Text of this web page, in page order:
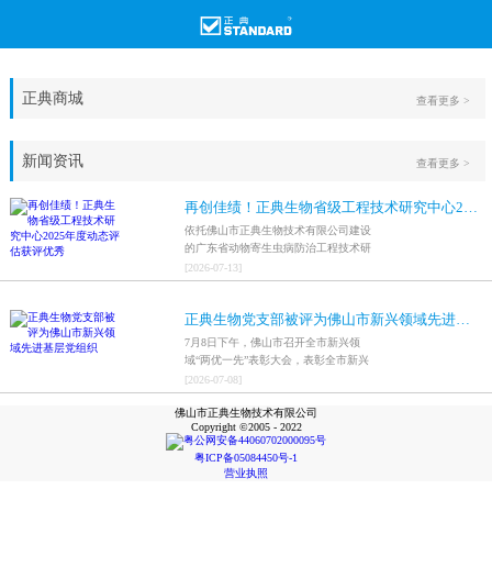
正典商城 查看更多 >
新闻资讯
再创佳绩！正典生物省级工程技术研究中心2025年度动态评估获评优秀
依托佛山市正典生物技术有限公司建设
的广东省动物寄生虫病防治工程技术研
究中心，在全省参评科研平台中综合表
现突出，成功获评最高评价等级“优
[2026-07-13]
正典生物党支部被评为佛山市新兴领域先进基层党组织
7月8日下午，佛山市召开全市新兴领
域“两优一先”表彰大会，表彰全市新兴
领域优秀共产党员、优秀党务工作者和
先进基层党组织，中共佛山市正典生物
技术有限公司支部委员会被评为佛山市
新兴领域先进基层党组织。
[2026-07-08]
查看更多 >
佛山市正典生物技术有限公司
Copyright ©2005 - 2022
粤公网安备44060702000095号
粤ICP备05084450号-1
营业执照